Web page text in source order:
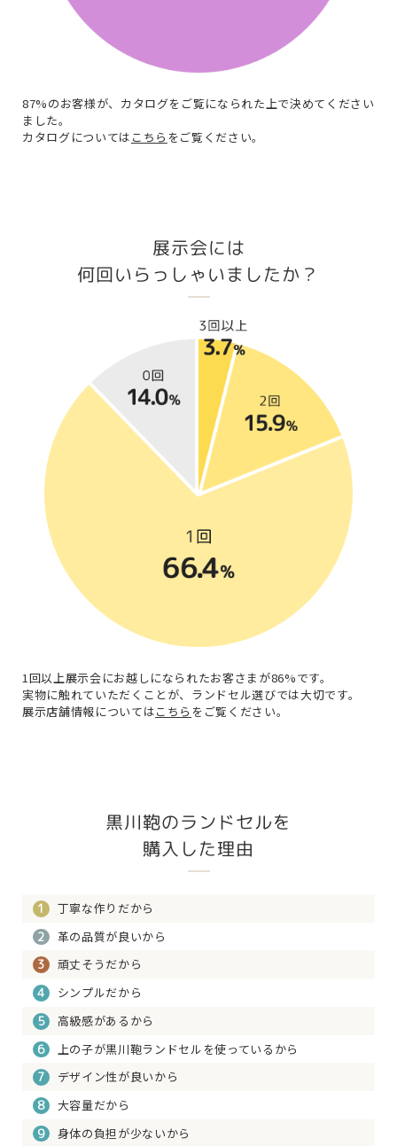
87%のお客様が、カタログをご覧になられた上で決めてください
ました。
カタログについては こちら をご覧ください。
展示会には
何回いらっしゃいましたか？
1回以上展示会にお越しになられたお客さまが86%です。
実物に触れていただくことが、ランドセル選びでは大切です。
展示店舗情報についてはこちら をご覧ください。
黒川鞄のランドセルを
購入した理由
1 丁寧な作りだから
2 革の品質が良いから
3 頑丈そうだから
4 シンプルだから
5 高級感があるから
6 上の子が黒川鞄ランドセルを使っているから
7 デザイン性が良いから
8 大容量だから
9 身体の負担が少ないから